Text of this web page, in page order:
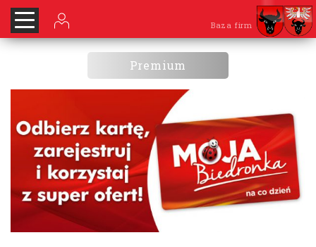
Baza firm
Premium